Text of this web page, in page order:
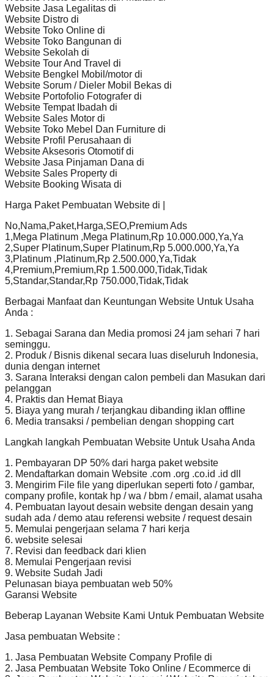
Website Jasa Legalitas di
Website Distro di
Website Toko Online di
Website Toko Bangunan di
Website Sekolah di
Website Tour And Travel di
Website Bengkel Mobil/motor di
Website Sorum / Dieler Mobil Bekas di
Website Portofolio Fotografer di
Website Tempat Ibadah di
Website Sales Motor di
Website Toko Mebel Dan Furniture di
Website Profil Perusahaan di
Website Aksesoris Otomotif di
Website Jasa Pinjaman Dana di
Website Sales Property di
Website Booking Wisata di
Harga Paket Pembuatan Website di |
No,Nama,Paket,Harga,SEO,Premium Ads
1,Mega Platinum ,Mega Platinum,Rp 10.000.000,Ya,Ya
2,Super Platinum,Super Platinum,Rp 5.000.000,Ya,Ya
3,Platinum ,Platinum,Rp 2.500.000,Ya,Tidak
4,Premium,Premium,Rp 1.500.000,Tidak,Tidak
5,Standar,Standar,Rp 750.000,Tidak,Tidak
Berbagai Manfaat dan Keuntungan Website Untuk Usaha
Anda :
1. Sebagai Sarana dan Media promosi 24 jam sehari 7 hari
seminggu.
2. Produk / Bisnis dikenal secara luas diseluruh Indonesia,
dunia dengan internet
3. Sarana Interaksi dengan calon pembeli dan Masukan dari
pelanggan
4. Praktis dan Hemat Biaya
5. Biaya yang murah / terjangkau dibanding iklan offline
6. Media transaksi / pembelian dengan shopping cart
Langkah langkah Pembuatan Website Untuk Usaha Anda
1. Pembayaran DP 50% dari harga paket website
2. Mendaftarkan domain Website .com .org .co.id .id dll
3. Mengirim File file yang diperlukan seperti foto / gambar,
company profile, kontak hp / wa / bbm / email, alamat usaha
4. Pembuatan layout desain website dengan desain yang
sudah ada / demo atau referensi website / request desain
5. Memulai pengerjaan selama 7 hari kerja
6. website selesai
7. Revisi dan feedback dari klien
8. Memulai Pengerjaan revisi
9. Website Sudah Jadi
Pelunasan biaya pembuatan web 50%
Garansi Website
Beberap Layanan Website Kami Untuk Pembuatan Website
Jasa pembuatan Website :
1. Jasa Pembuatan Website Company Profile di
2. Jasa Pembuatan Website Toko Online / Ecommerce di